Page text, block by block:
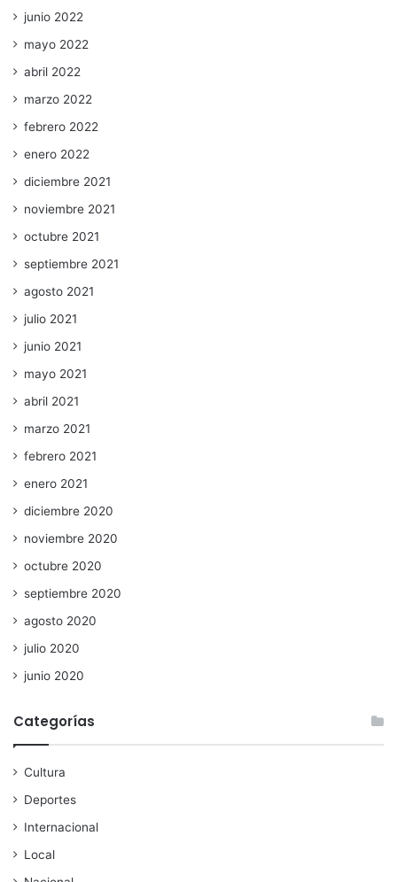
junio 2022
mayo 2022
abril 2022
marzo 2022
febrero 2022
enero 2022
diciembre 2021
noviembre 2021
octubre 2021
septiembre 2021
agosto 2021
julio 2021
junio 2021
mayo 2021
abril 2021
marzo 2021
febrero 2021
enero 2021
diciembre 2020
noviembre 2020
octubre 2020
septiembre 2020
agosto 2020
julio 2020
junio 2020
Categorías
Cultura
Deportes
Internacional
Local